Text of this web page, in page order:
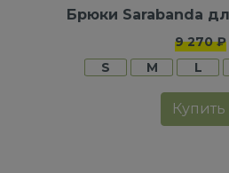
Брюки Sarabanda
9 270 ₽
S
M L
Купить